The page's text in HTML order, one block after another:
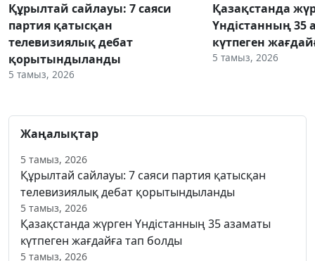
Құрылтай сайлауы: 7 саяси
партия қатысқан
телевизиялық дебат
қорытындыланды
5 тамыз, 2026
Қазақстанда
Үндістанның 35
күтпеген
5 тамыз, 2026
Жаңалықтар
5 тамыз, 2026
Құрылтай сайлауы: 7 саяси партия қатысқан
телевизиялық дебат қорытындыланды
5 тамыз, 2026
Қазақстанда жүрген Үндістанның 35 азаматы
күтпеген жағдайға тап болды
5 тамыз, 2026